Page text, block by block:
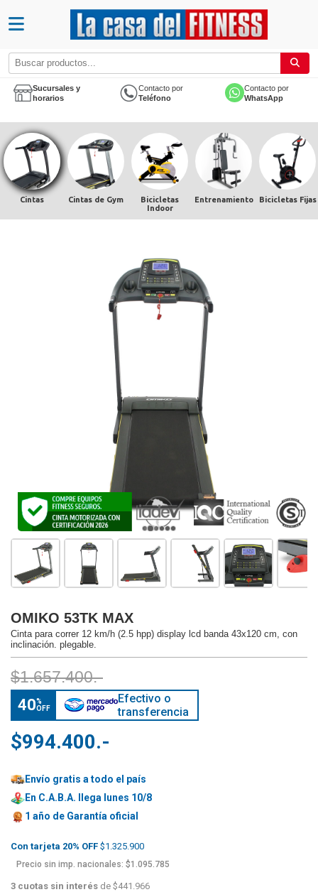
Sucursales y
horarios
Contacto por
Teléfono
Contacto por
WhatsApp
Cintas Cintas de Gym
Bicicletas
Indoor
Entrenamiento Bicicletas Fijas
OMIKO 53TK MAX
Cinta para correr 12 km/h (2.5 hpp) display lcd banda 43x120 cm, con
inclinación. plegable.
$1.657.400.-
40%
OFF
Efectivo o
transferencia
$994.400.-
Envío gratis a todo el país
En C.A.B.A. llega lunes 10/8
1 año de Garantía oficial
Con tarjeta 20% OFF $1.325.900
Precio sin imp. nacionales: $1.095.785
3 cuotas sin interés de $441.966